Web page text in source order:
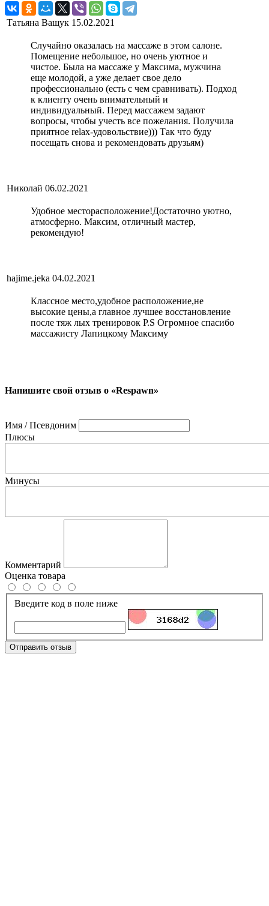
Татьяна Ващук 15.02.2021
Случайно оказалась на массаже в этом салоне.
Помещение небольшое, но очень уютное и
чистое. Была на массаже у Максима, мужчина
еще молодой, а уже делает свое дело
профессионально (есть с чем сравнивать). Подход
к клиенту очень внимательный и
индивидуальный. Перед массажем задают
вопросы, чтобы учесть все пожелания. Получила
приятное relax-удовольствие))) Так что буду
посещать снова и рекомендовать друзьям)
Николай 06.02.2021
Удобное месторасположение!Достаточно уютно,
атмосферно. Максим, отличный мастер,
рекомендую!
hajime.jeka 04.02.2021
Классное место,удобное расположение,не
высокие цены,а главное лучшее восстановление
после тяж лых тренировок P.S Огромное спасибо
массажисту Лапицкому Максиму
Напишите свой отзыв о «Respawn»
Имя / Псевдоним
Плюсы
Минусы
Комментарий
Оценка товара
Введите код в поле ниже
Отправить отзыв